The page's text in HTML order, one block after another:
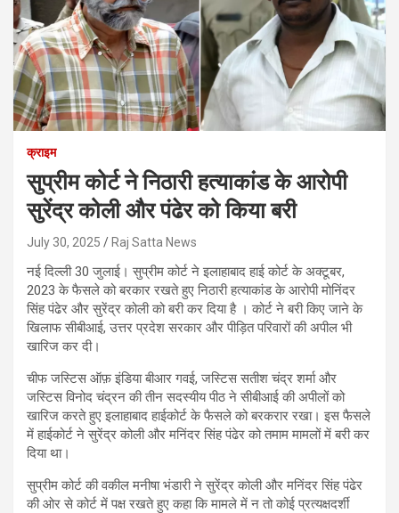
क्राइम
सुप्रीम कोर्ट ने निठारी हत्याकांड के आरोपी
सुरेंद्र कोली और पंढेर को किया बरी
July 30, 2025 Raj Satta News
नई दिल्ली 30 जुलाई। सुप्रीम कोर्ट ने इलाहाबाद हाई कोर्ट के अक्टूबर,
2023 के फैसले को बरकार रखते हुए निठारी हत्याकांड के आरोपी मोनिंदर
सिंह पंढेर और सुरेंद्र कोली को बरी कर दिया है । कोर्ट ने बरी किए जाने के
खिलाफ सीबीआई, उत्तर प्रदेश सरकार और पीड़ित परिवारों की अपील भी
खारिज कर दी।
चीफ जस्टिस ऑफ़ इंडिया बीआर गवई, जस्टिस सतीश चंद्र शर्मा और
जस्टिस विनोद चंद्रन की तीन सदस्यीय पीठ ने सीबीआई की अपीलों को
खारिज करते हुए इलाहाबाद हाईकोर्ट के फैसले को बरकरार रखा। इस फैसले
में हाईकोर्ट ने सुरेंद्र कोली और मनिंदर सिंह पंढेर को तमाम मामलों में बरी कर
दिया था।
सुप्रीम कोर्ट की वकील मनीषा भंडारी ने सुरेंद्र कोली और मनिंदर सिंह पंढेर
की ओर से कोर्ट में पक्ष रखते हुए कहा कि मामले में न तो कोई प्रत्यक्षदर्शी